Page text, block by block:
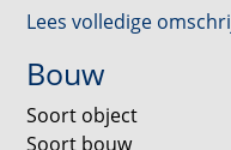
Dit appartement
indeling, een lichte
een berging op de
Lees volledige
Bouw
Soort object
Soort bouw